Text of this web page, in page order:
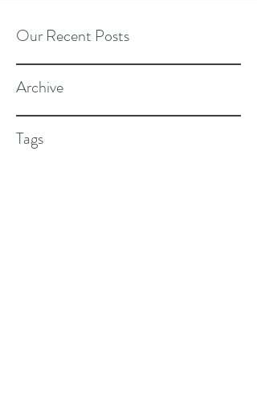
Our Recent Posts
Archive
Tags